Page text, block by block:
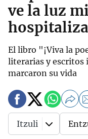
ve la luz
El libro "¡Viva la
literarias y escritos
marcaron su vida
Itzuli